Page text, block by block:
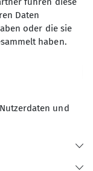
Daten
oder die sie
haben.
und